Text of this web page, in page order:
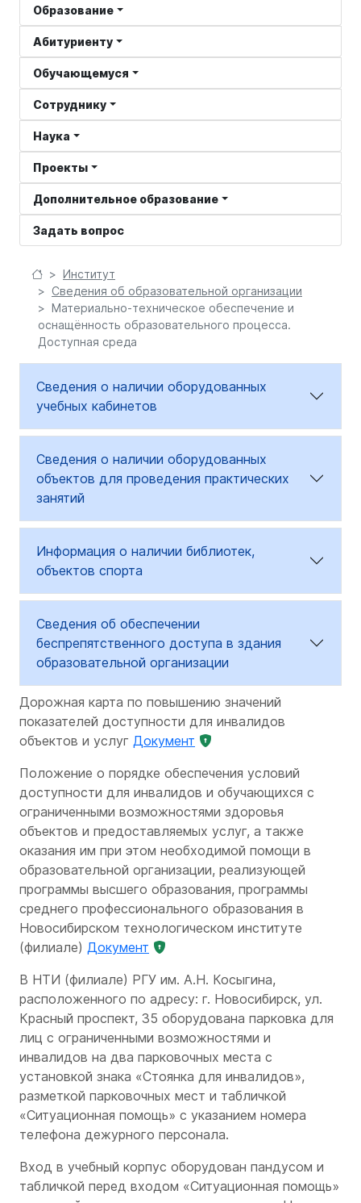
Образование
Абитуриенту
Обучающемуся
Сотруднику
Наука
Проекты
Дополнительное образование
Задать вопрос
Институт
Сведения об образовательной организации
Материально-техническое обеспечение и
оснащённость образовательного процесса.
Доступная среда
Сведения о наличии оборудованных
учебных кабинетов
Сведения о наличии оборудованных
объектов для проведения практических
занятий
Информация о наличии библиотек,
объектов спорта
Сведения об обеспечении
беспрепятственного доступа в здания
образовательной организации
Дорожная карта по повышению значений
показателей доступности для инвалидов
объектов и услуг Документ
Положение о порядке обеспечения условий
доступности для инвалидов и обучающихся с
ограниченными возможностями здоровья
объектов и предоставляемых услуг, а также
оказания им при этом необходимой помощи в
образовательной организации, реализующей
программы высшего образования, программы
среднего профессионального образования в
Новосибирском технологическом институте
(филиале) Документ
В НТИ (филиале) РГУ им. А.Н. Косыгина,
расположенного по адресу: г. Новосибирск, ул.
Красный проспект, 35 оборудована парковка для
лиц с ограниченными возможностями и
инвалидов на два парковочных места с
установкой знака «Стоянка для инвалидов»,
разметкой парковочных мест и табличкой
«Ситуационная помощь» с указанием номера
телефона дежурного персонала.
Вход в учебный корпус оборудован пандусом и
табличкой перед входом «Ситуационная помощь»